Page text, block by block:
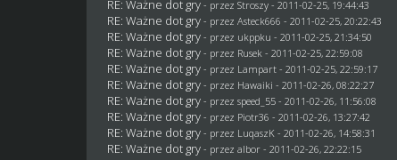
RE: Ważne dot gry - przezStroszy - 2011-02-25, 19:44:43
RE: Ważne dot gry - przez Asteck666 - 2011-02-25, 20:22:43
RE: Ważne dot gry - przez ukppku - 2011-02-25, 21:34:50
RE: Ważne dot gry - przez Rusek - 2011-02-25, 22:59:08
RE: Ważne dot gry - przez Lampart - 2011-02-25, 22:59:17
RE: Ważne dot gry - przez Hawaiki - 2011-02-26, 08:22:27
RE: Ważne dot gry - przez speed_55 - 2011-02-26, 11:56:08
RE: Ważne dot gry - przez Piotr36 - 2011-02-26, 13:27:42
RE: Ważne dot gry - przez LuqaszK - 2011-02-26, 14:58:31
RE: Ważne dot gry - przez albor - 2011-02-26, 22:22:15